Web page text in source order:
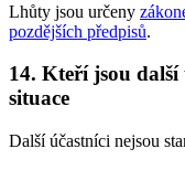
Lhůty jsou určeny
pozdějších předpisů.
14. Kteří jsou další
situace
Další účastníci nejsou